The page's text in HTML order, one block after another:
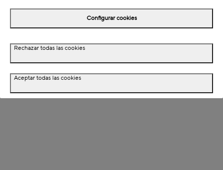
Detalles del producto
Configurar cookies
Rechazar todas las cookies
Aceptar todas las cookies